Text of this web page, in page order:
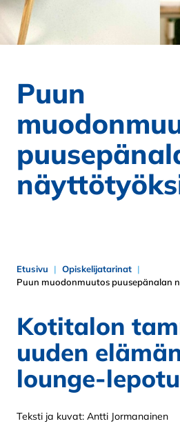
Puun
Etusivu
Opiskelijatarinat
Puun muodonmuutos puusepänalan
Kotitalon
uuden
lounge-
Teksti ja kuvat: Antti Jormanainen